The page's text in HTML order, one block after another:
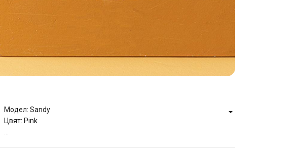
Модел: Sandy
Цвят: Pink